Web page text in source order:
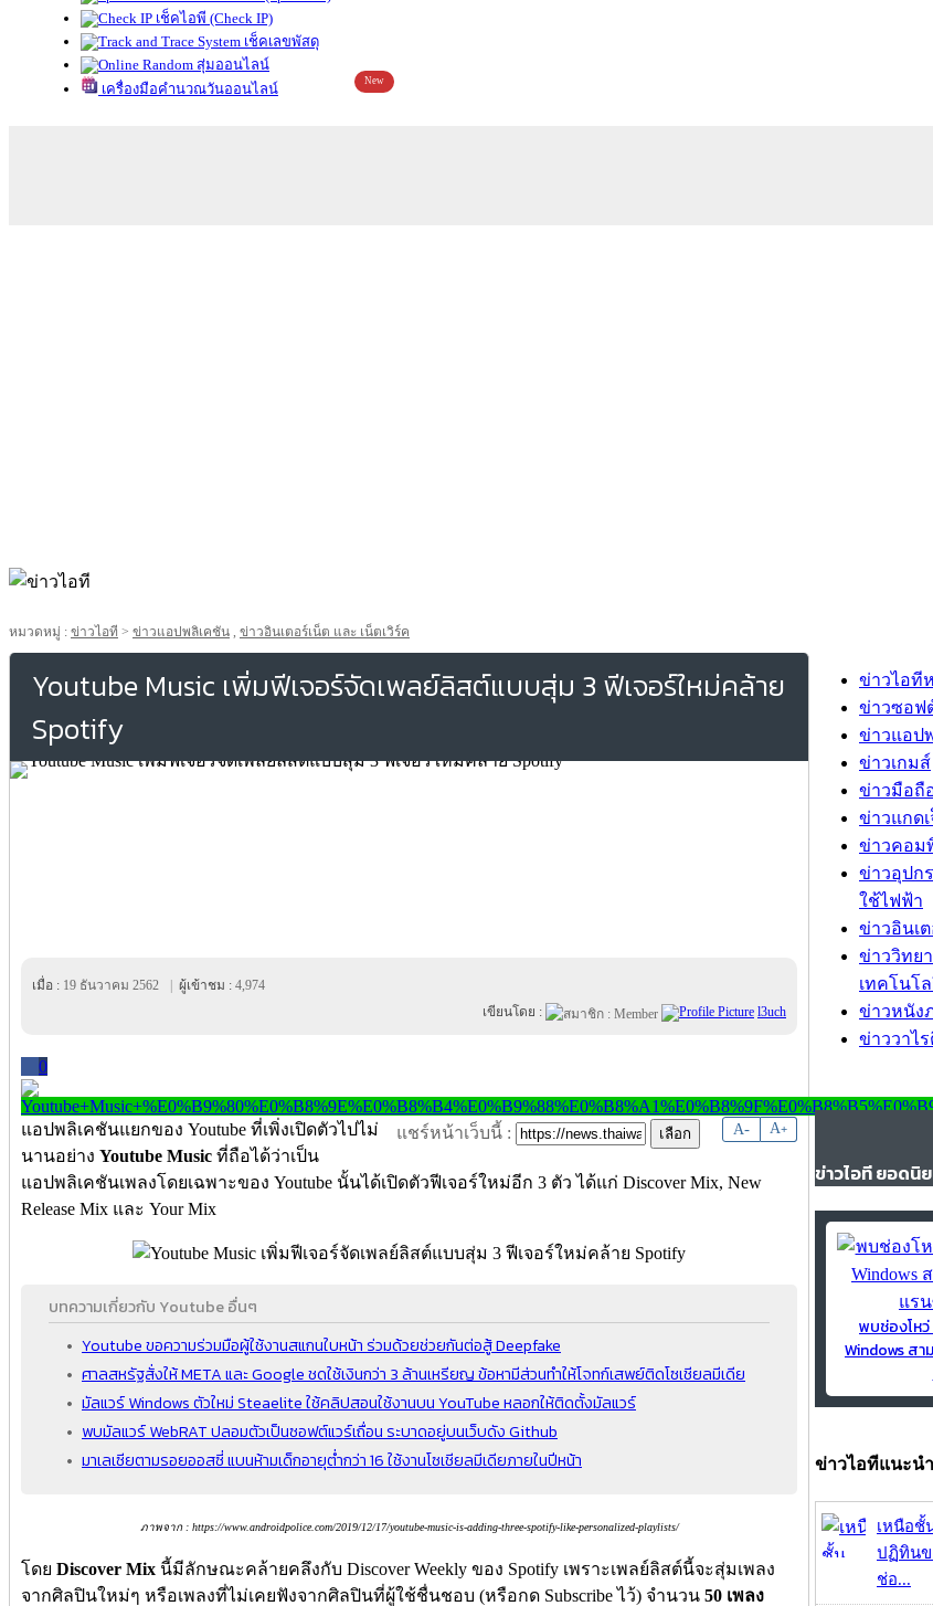
เช็คไอพี (Check IP)
เช็คเลขพัสดุ
สุ่มออนไลน์
เครื่องมือคำนวณวันออนไลน์
New
หมวดหมู่ : ข่าวไอที > ข่าวแอปพลิเคชัน , ข่าวอินเตอร์เน็ต และ เน็ตเวิร์ค
Youtube Music เพิ่มฟีเจอร์จัดเพลย์ลิสต์แบบสุ่ม 3 ฟีเจอร์ใหม่คล้าย
Spotify
เมื่อ : 19 ธันวาคม 2562 ผู้เข้าชม : 4,974
เขียนโดย :
l3uch
0
A- A+
แชร์หน้าเว็บนี้ :
แอปพลิเคชันแยกของ Youtube ที่เพิ่งเปิดตัวไปไม่
นานอย่าง Youtube Music ที่ถือได้ว่าเป็น
แอปพลิเคชันเพลงโดยเฉพาะของ Youtube นั้นได้เปิดตัวฟีเจอร์ใหม่อีก 3 ตัว ได้แก่ Discover Mix, New
Release Mix และ Your Mix
บทความเกี่ยวกับ Youtube อื่นๆ
Youtube ขอความร่วมมือผู้ใช้งานสแกนใบหน้า ร่วมด้วยช่วยกันต่อสู้ Deepfake
ศาลสหรัฐสั่งให้ META และ Google ชดใช้เงินกว่า 3 ล้านเหรียญ ข้อหามีส่วนทำให้โจทก์เสพย์ติดโซเชียลมีเดีย
มัลแวร์ Windows ตัวใหม่ Steaelite ใช้คลิปสอนใช้งานบน YouTube หลอกให้ติดตั้งมัลแวร์
พบมัลแวร์ WebRAT ปลอมตัวเป็นซอฟต์แวร์เถื่อน ระบาดอยู่บนเว็บดัง Github
มาเลเซียตามรอยออสซี่ แบนห้ามเด็กอายุต่ำกว่า 16 ใช้งานโซเชียลมีเดียภายในปีหน้า
ภาพจาก : https://www.androidpolice.com/2019/12/17/youtube-music-is-adding-three-spotify-like-personalized-playlists/
โดย Discover Mix นี้มีลักษณะคล้ายคลึงกับ Discover Weekly ของ Spotify เพราะเพลย์ลิสต์นี้จะสุ่มเพลง
จากศิลปินใหม่ๆ หรือเพลงที่ไม่เคยฟังจากศิลปินที่ผู้ใช้ชื่นชอบ (หรือกด Subscribe ไว้) จำนวน 50 เพลง
ข่าวไอที
ข่าวซอฟ
ข่าวแอป
ข่าวเกมส์
ข่าวมือถื
ข่าวแกด
ข่าวคอม
ข่าวอุปก
ใช้ไฟฟ้า
ข่าวอินเต
ข่าววิทย
เทคโนโ
ข่าวหนัง
ข่าววาไ
ข่าวไอที ยอดนิ
พบช่องโห
Windows สา
ข่าวไอทีแนะนำ
เหนือชั้
ปฏิทินข
ช่อ...